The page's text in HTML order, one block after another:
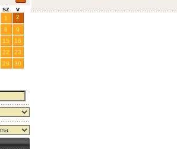
sz v
1
2
8
9
15
16
22
23
29
30